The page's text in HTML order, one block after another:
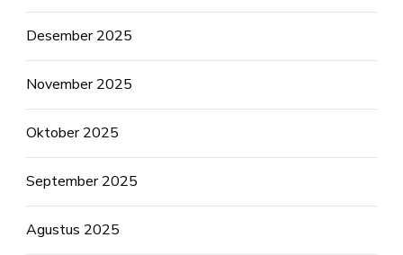
Desember 2025
November 2025
Oktober 2025
September 2025
Agustus 2025